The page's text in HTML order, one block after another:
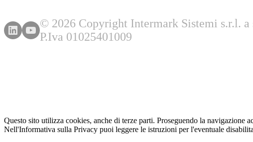
© 2026 Copyright Intermark Sistemi s.r.l. a
P.Iva 01025401009
Questo sito utilizza cookies, anche di terze parti. Proseguendo la navigazione
Nell'Informativa sulla Privacy puoi leggere le istruzioni per l'eventuale